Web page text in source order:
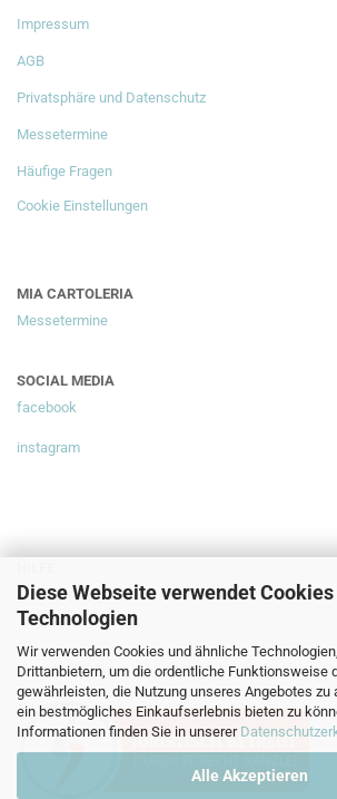
Diese Webseite verwendet
Technologien
Wir verwenden Cookies und ähnliche
Drittanbietern, um die ordentliche Funktionsweise
gewährleisten, die Nutzung unseres Angebotes zu
ein bestmögliches Einkaufserlebnis bieten zu
Informationen finden Sie in unserer
Alle Akzeptieren
Impressum
AGB
Privatsphäre und Datenschutz
Messetermine
Häufige Fragen
Cookie Einstellungen
MIA CARTOLERIA
Messetermine
SOCIAL MEDIA
facebook
instagram
Häufige Fragen